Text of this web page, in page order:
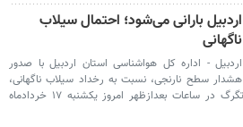
اردبیل بارانی می‌شود؛ احتمال سیلاب
ناگهانی
اردبیل - اداره کل هواشناسی استان اردبیل با صدور
هشدار سطح نارنجی، نسبت به رخداد سیلاب ناگهانی،
آبگرفتگی معابر و بارش تگرگ در ساعات بعدازظهر امروز یکشنبه ۱۷ خردادماه